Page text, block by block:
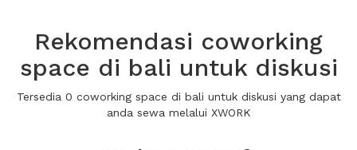
Rekomendasi coworking
space di bali untuk diskusi
Tersedia 0 coworking space di bali untuk diskusi yang dapat
anda sewa melalui XWORK